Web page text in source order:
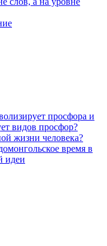
просфора и
видов просфор?
жизни человека?
время в
идеи